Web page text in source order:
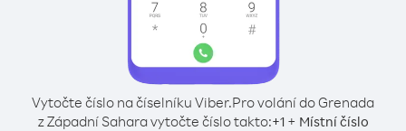
Vytočte číslo na číselníku Viber.Pro volání do Grenada
z Západní Sahara vytočte číslo takto:+1+ Místní číslo